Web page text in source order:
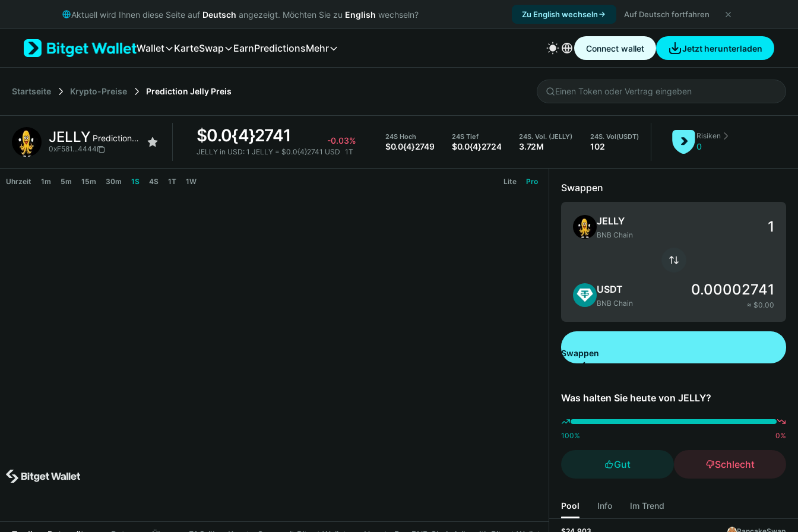
Русский
Italiano
简体中文
繁體中文
Bahasa Indonesia
Aktuell wird Ihnen diese Seite auf Deutsch angezeigt. Möchten Sie zu English wechseln? Zu English wechseln Auf Deutsch fortfahren
Wallet KarteSwap EarnPredictionsMehr Connect wallet Jetzt herunterladen
Startseite Krypto-Preise Prediction Jelly Preis
JELLY Prediction Jelly
0xF581...4444
$0.0{4}2741 -0.03%
JELLY in USD: 1 JELLY = $0.0{4}2741 USD 1T
24S Hoch
$0.0{4}2749
24S Tief
$0.0{4}2724
24S. Vol. (JELLY)
3.72M
24S. Vol(USDT)
102
Risiken
0
Uhrzeit 1m 5m 15m 30m 1S 4S 1T 1W Lite Pro
Swappen
JELLY
BNB Chain
USDT
BNB Chain
0.00002741
≈ $0.00
Swappen
Was halten Sie heute von JELLY?
100% 0%
Gut Schlecht
Pool Info Im Trend